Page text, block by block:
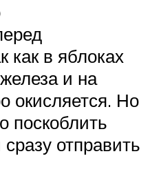
как в яблоках
и на
окисляется. Но
поскоблить
отправить